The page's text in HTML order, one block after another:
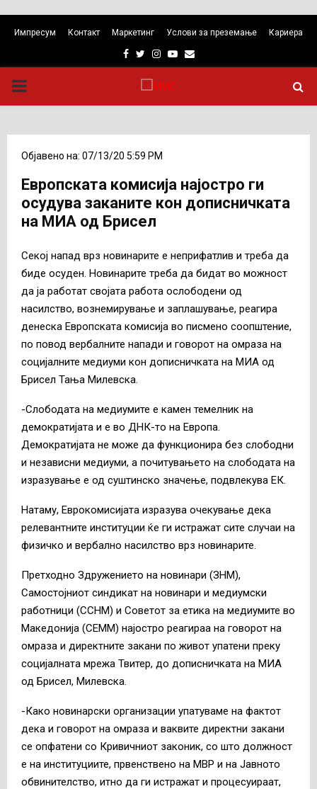
Импресум Контакт Маркетинг Услови за преземање Кариера
Facebook
TwitterInstagram
Youtube
Email
PRIMARY
Објавено на: 07/13/20 5:59 PM
Европската комисија најостро ги
осудува заканите кон дописничката
на МИА од Брисел
Секој напад врз новинарите е неприфатлив и треба да
биде осуден. Новинарите треба да бидат во можност
да ја работат својата работа ослободени од
насилство, вознемирување и заплашување, реагира
денеска Европската комисија во писмено соопштение,
по повод вербалните напади и говорот на омраза на
социјалните медиуми кон дописничката на МИА од
Брисел Тања Милевска.
-Слободата на медиумите е камен темелник на
демократијата и е во ДНК-то на Европа.
Демократијата не може да функционира без слободни
и независни медиуми, а почитувањето на слободата на
изразување е од суштинско значење, подвлекува ЕК.
Натаму, Еврокомисијата изразува очекување дека
релевантните институции ќе ги истражат сите случаи на
физичко и вербално насилство врз новинарите.
Претходно Здружението на новинари (ЗНМ),
Самостојниот синдикат на новинари и медиумски
работници (ССНМ) и Советот за етика на медиумите во
Македонија (СЕММ) најостро реагираа на говорот на
омраза и директните закани по живот упатени преку
социјалната мрежа Твитер, до дописничката на МИА
од Брисел, Милевска.
-Како новинарски организации упатуваме на фактот
дека и говорот на омраза и ваквите директни закани
се опфатени со Кривичниот законик, со што должност
е на институциите, првенствено на МВР и на Јавното
обвинителство, итно да ги истражат и процесуираат,